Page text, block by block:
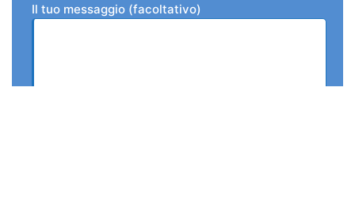
Il tuo messaggio (facoltativo)